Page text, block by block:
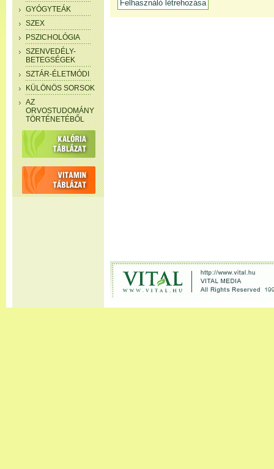
GYÓGYTEÁK
SZEX
PSZICHOLÓGIA
SZENVEDÉLY-
BETEGSÉGEK
SZTÁR-ÉLETMÓDI
KÜLÖNÖS SORSOK
AZ
ORVOSTUDOMÁNY
TÖRTÉNETÉBŐL